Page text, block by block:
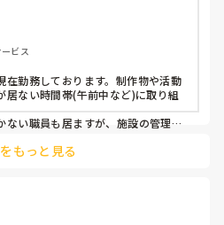
善するために何かしらの工夫や行
ゃいますでしょうか？
ビス
在勤務しております。制作物や活動
居ない時間帯(午前中など)に取り組
ない職員も居ますが、施設の管理者
した。
もっと見る